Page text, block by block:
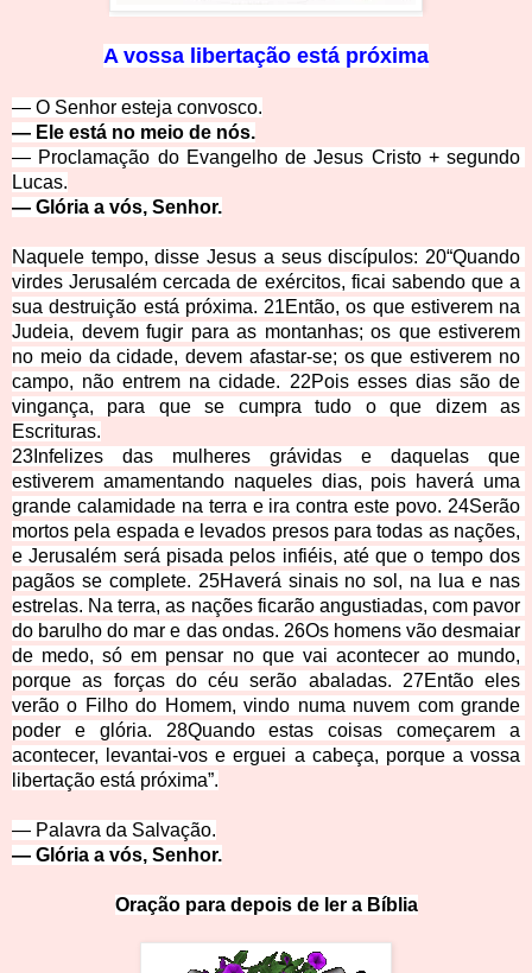
A vossa libertação está próxima
— O Senhor esteja convosco.
— Ele está no meio de nós.
— Proclamação do Evangelho de Jesus Cristo + segundo
Lucas.
— Glória a vós, Senhor.
Naquele tempo, disse Jesus a seus discípulos: 20“Quando
virdes Jerusalém cercada de exércitos, ficai sabendo que a
sua destruição está próxima. 21Então, os que estiverem na
Judeia, devem fugir para as montanhas; os que estiverem
no meio da cidade, devem afastar-se; os que estiverem no
campo, não entrem na cidade. 22Pois esses dias são de
vingança, para que se cumpra tudo o que dizem as
Escrituras.
23Infelizes das mulheres grávidas e daquelas que
estiverem amamentando naqueles dias, pois haverá uma
grande calamidade na terra e ira contra este povo. 24Serão
mortos pela espada e levados presos para todas as nações,
e Jerusalém será pisada pelos infiéis, até que o tempo dos
pagãos se complete. 25Haverá sinais no sol, na lua e nas
estrelas. Na terra, as nações ficarão angustiadas, com pavor
do barulho do mar e das ondas. 26Os homens vão desmaiar
de medo, só em pensar no que vai acontecer ao mundo,
porque as forças do céu serão abaladas. 27Então eles
verão o Filho do Homem, vindo numa nuvem com grande
poder e glória. 28Quando estas coisas começarem a
acontecer, levantai-vos e erguei a cabeça, porque a vossa
libertação está próxima”.
— Palavra da Salvação.
— Glória a vós, Senhor.
Oração para depois de ler a Bíblia